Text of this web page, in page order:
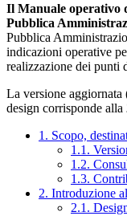
Il Manuale operativo
Pubblica
Pubblica
indicazioni operative
realizzazione dei punti
La versione
design corrisponde alla
1. Scopo,
1.1.
1.2.
1.3.
2. Introduzione
2.1.